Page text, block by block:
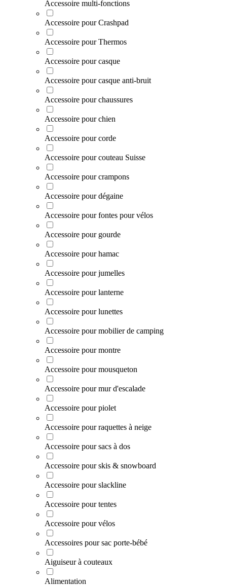
Accessoire multi-fonctions
Accessoire pour Crashpad
Accessoire pour Thermos
Accessoire pour casque
Accessoire pour casque anti-bruit
Accessoire pour chaussures
Accessoire pour chien
Accessoire pour corde
Accessoire pour couteau Suisse
Accessoire pour crampons
Accessoire pour dégaine
Accessoire pour fontes pour vélos
Accessoire pour gourde
Accessoire pour hamac
Accessoire pour jumelles
Accessoire pour lanterne
Accessoire pour lunettes
Accessoire pour mobilier de camping
Accessoire pour montre
Accessoire pour mousqueton
Accessoire pour mur d'escalade
Accessoire pour piolet
Accessoire pour raquettes à neige
Accessoire pour sacs à dos
Accessoire pour skis & snowboard
Accessoire pour slackline
Accessoire pour tentes
Accessoire pour vélos
Accessoires pour sac porte-bébé
Aiguiseur à couteaux
Alimentation